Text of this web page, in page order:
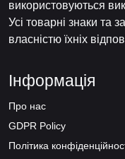
використовуються
Усі товарні знаки та
власністю їхніх
Інформація
Про нас
GDPR Policy
Політика